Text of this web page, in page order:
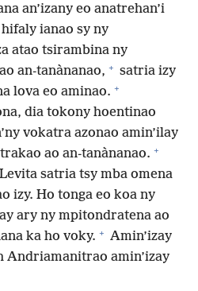
an’izany eo anatrehan’i
ianao sy ny
atao tsirambina ny
an-tanànanao, + satria izy
lova eo aminao. +
dia tokony hoentinao
vokatra azonao amin’ilay
ao an-tanànanao. +
satria tsy mba omena
izy. Ho tonga eo koa ny
ary ny mpitondratena ao
ka ho voky. + Amin’izay
Andriamanitrao amin’izay